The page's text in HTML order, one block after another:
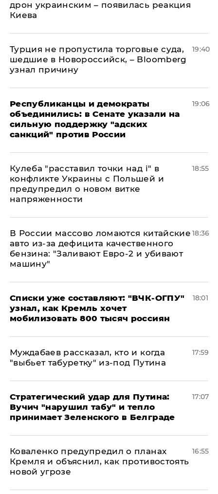
дрон украинским – появилась реакция
Киева
Турция не пропустила торговые суда,
шедшие в Новороссийск, – Bloomberg
узнал причину
19:40
Республиканцы и демократы
объединились: в Сенате указали на
сильную поддержку "адских
санкций" против России
19:06
Кулеба "расставил точки над і" в
конфликте Украины с Польшей и
предупредил о новом витке
напряженности
18:55
В России массово ломаются китайские
авто из-за дефицита качественного
бензина: "Заливают Евро-2 и убивают
машину"
18:36
Списки уже составляют: "ВЧК-ОГПУ"
узнал, как Кремль хочет
мобилизовать 800 тысяч россиян
18:01
Муждабаев рассказал, кто и когда
"выбьет табуретку" из-под Путина
17:59
Стратегический удар для Путина:
Вучич "нарушил табу" и тепло
принимает Зеленского в Белграде
17:07
Коваленко предупредил о планах
Кремля и объяснил, как противостоять
новой угрозе
16:55